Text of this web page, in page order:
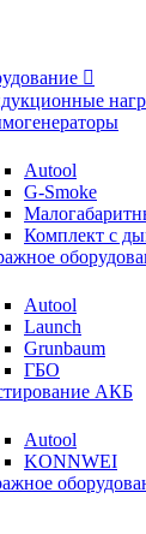

Аutool
G-Smoke
Комплект с
Autool
Launch
Grunbaum
ГБО
АКБ
Autool
KONNWEI